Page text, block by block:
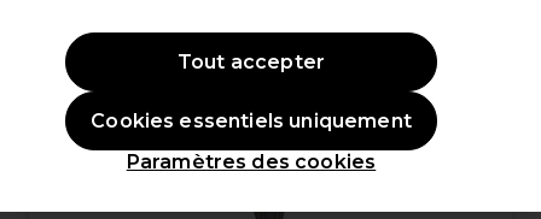
Paramètres des cookies
Cookies essentiels uniquement
Tout accepter